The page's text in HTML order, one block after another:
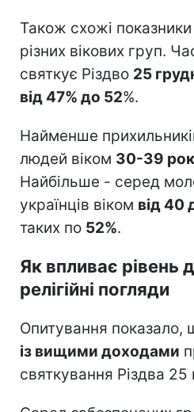
Також схожі
різних вікових груп.
святкує Різдво 25
від 47% до 52%.
Найменше
людей віком 30-39
Найбільше - серед
українців віком від 40
таких по 52%.
Як впливає рівень
релігійні погляди
Опитування показало,
із вищими доходами
святкування Різдва